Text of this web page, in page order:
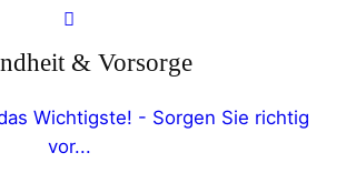
& Vorsorge
Wichtigste! - Sorgen Sie richtig
vor...